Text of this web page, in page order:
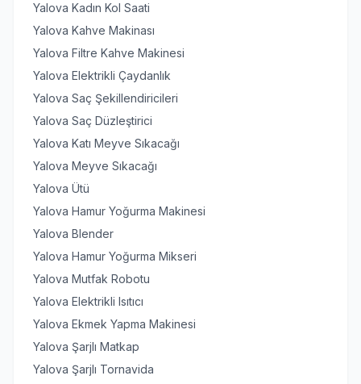
Yalova Kadın Kol Saati
Yalova Kahve Makinası
Yalova Filtre Kahve Makinesi
Yalova Elektrikli Çaydanlık
Yalova Saç Şekillendiricileri
Yalova Saç Düzleştirici
Yalova Katı Meyve Sıkacağı
Yalova Meyve Sıkacağı
Yalova Ütü
Yalova Hamur Yoğurma Makinesi
Yalova Blender
Yalova Hamur Yoğurma Mikseri
Yalova Mutfak Robotu
Yalova Elektrikli Isıtıcı
Yalova Ekmek Yapma Makinesi
Yalova Şarjlı Matkap
Yalova Şarjlı Tornavida